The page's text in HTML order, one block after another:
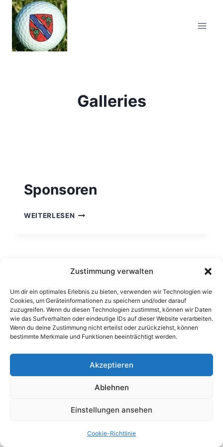
Zustimmung verwalten
Um dir ein optimales Erlebnis zu bieten, verwenden wir Technologien wie
Cookies, um Geräteinformationen zu speichern und/oder darauf
zuzugreifen. Wenn du diesen Technologien zustimmst, können wir Daten
wie das Surfverhalten oder eindeutige IDs auf dieser Website verarbeiten.
Wenn du deine Zustimmung nicht erteilst oder zurückziehst, können
bestimmte Merkmale und Funktionen beeinträchtigt werden.
Akzeptieren
Ablehnen
Einstellungen ansehen
Cookie-Richtlinie
Zum
Inhalt
springen
Galleries
Sponsoren
WEITERLESEN SPONSOREN
Impressum
Datenschutzerklärung
Technik und Design:
von